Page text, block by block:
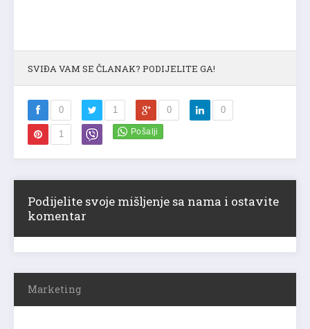
SVIĐA VAM SE ČLANAK? PODIJELITE GA!
0 1 0 0
1
Podijelite svoje mišljenje sa nama i ostavite
komentar
Marketing